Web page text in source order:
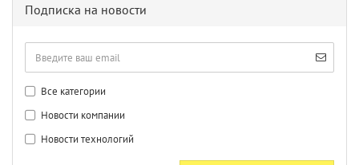
Подписка на новости
Все категории
Новости компании
Новости технологий